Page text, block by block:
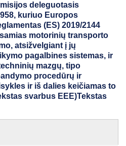
deleguotasis
kuriuo Europos
(ES) 2019/2144
motorinių transporto
atsižvelgiant į jų
pagalbines sistemas, ir
mazgų, tipo
procedūrų ir
ir iš dalies keičiamas to
svarbus EEE)Tekstas